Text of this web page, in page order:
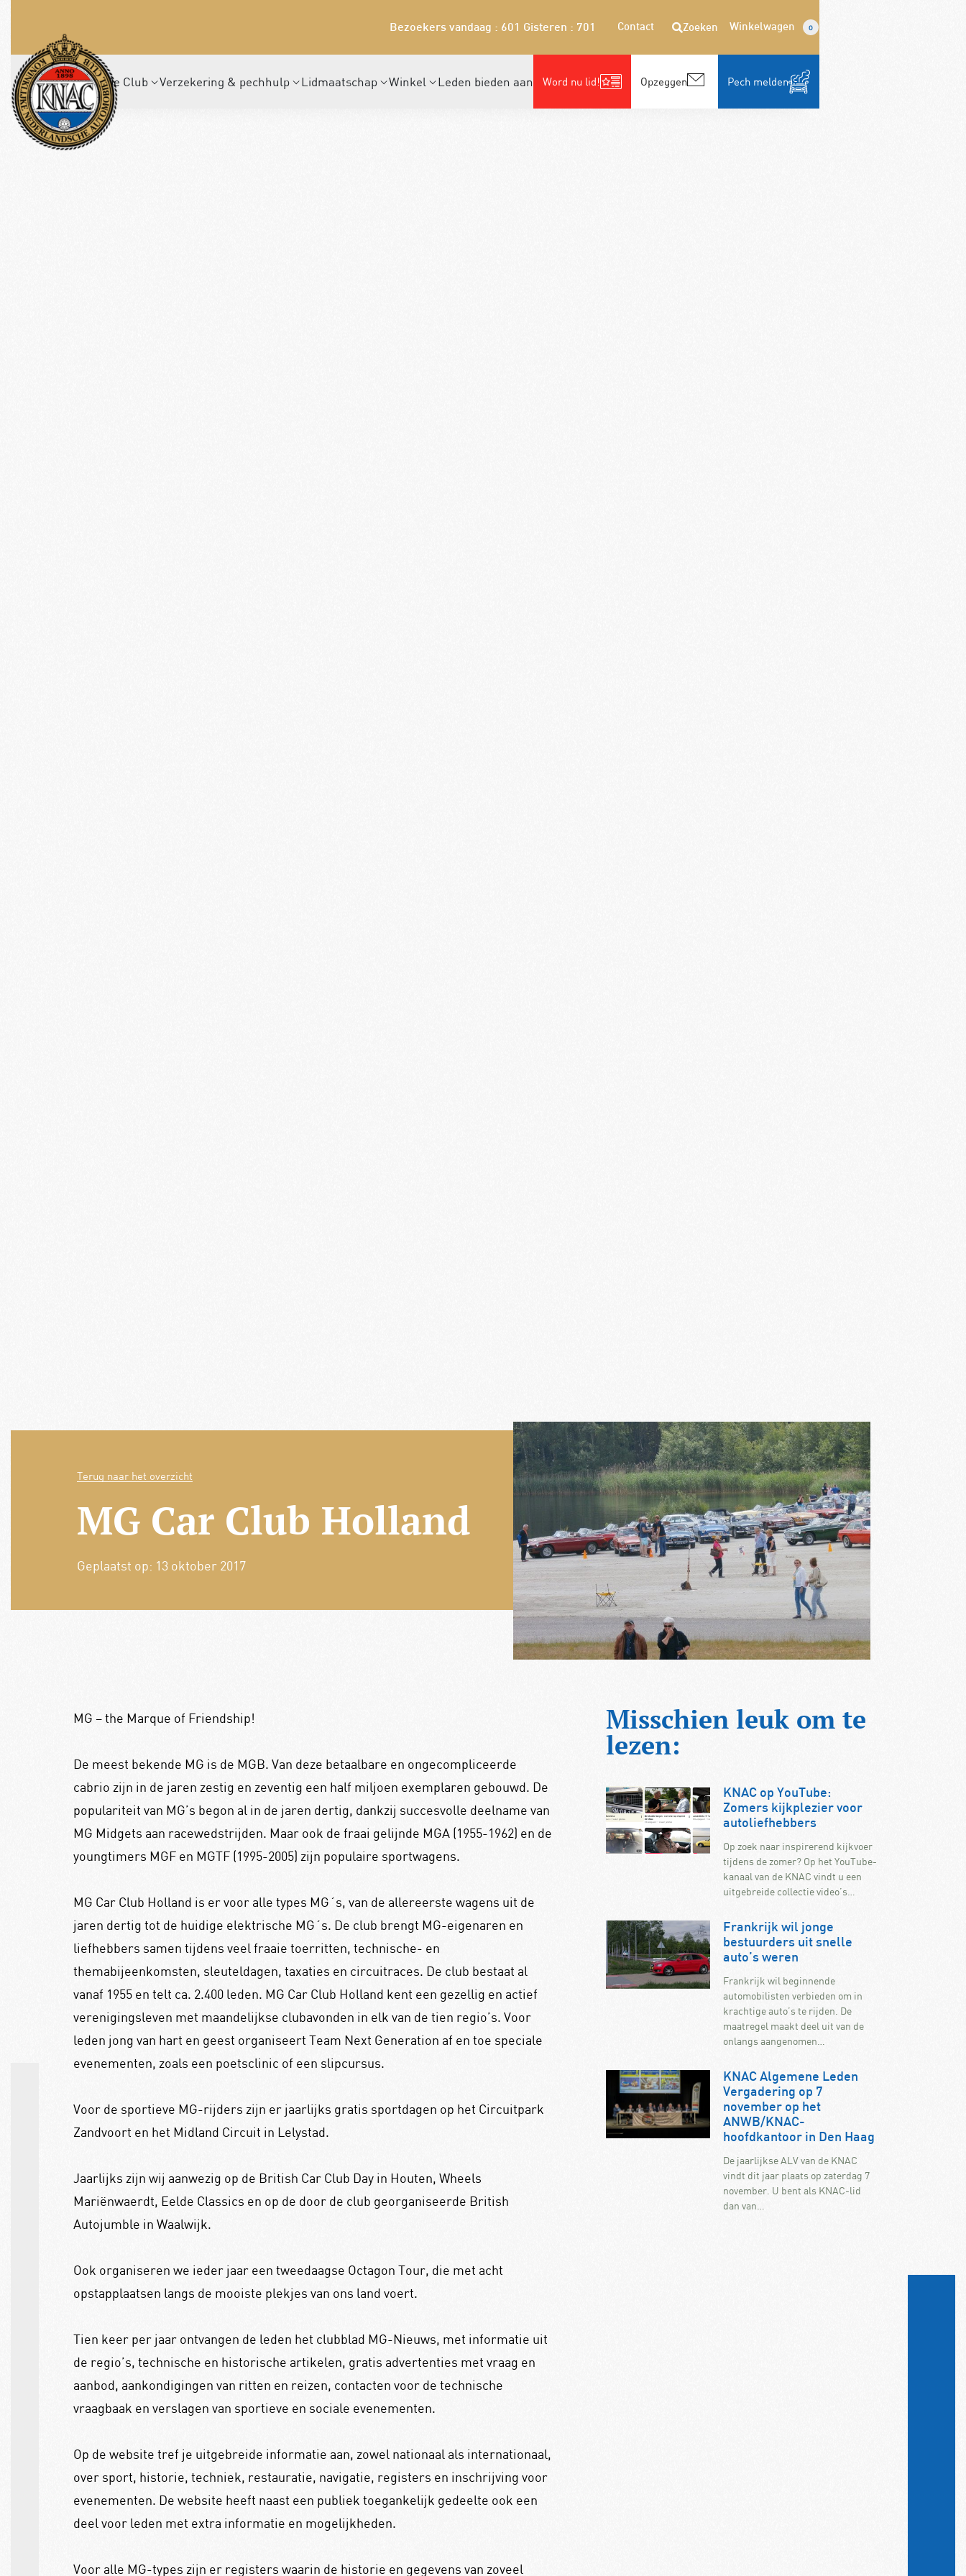
Bezoekers vandaag : 601 Gisteren : 701 Contact Zoeken Winkelwagen 0
De Club Verzekering & pechhulp Lidmaatschap Winkel Leden bieden aan Word nu lid! Opzeggen Pech melden
Terug naar het overzicht
MG Car Club Holland
Geplaatst op: 13 oktober 2017
MG – the Marque of Friendship!
De meest bekende MG is de MGB. Van deze betaalbare en ongecompliceerde
cabrio zijn in de jaren zestig en zeventig een half miljoen exemplaren gebouwd. De
populariteit van MG’s begon al in de jaren dertig, dankzij succesvolle deelname van
MG Midgets aan racewedstrijden. Maar ook de fraai gelijnde MGA (1955-1962) en de
youngtimers MGF en MGTF (1995-2005) zijn populaire sportwagens.
MG Car Club Holland is er voor alle types MG´s, van de allereerste wagens uit de
jaren dertig tot de huidige elektrische MG´s. De club brengt MG-eigenaren en
liefhebbers samen tijdens veel fraaie toerritten, technische- en
themabijeenkomsten, sleuteldagen, taxaties en circuitraces. De club bestaat al
vanaf 1955 en telt ca. 2.400 leden. MG Car Club Holland kent een gezellig en actief
verenigingsleven met maandelijkse clubavonden in elk van de tien regio’s. Voor
leden jong van hart en geest organiseert Team Next Generation af en toe speciale
evenementen, zoals een poetsclinic of een slipcursus.
Voor de sportieve MG-rijders zijn er jaarlijks gratis sportdagen op het Circuitpark
Zandvoort en het Midland Circuit in Lelystad.
Jaarlijks zijn wij aanwezig op de British Car Club Day in Houten, Wheels
Mariënwaerdt, Eelde Classics en op de door de club georganiseerde British
Autojumble in Waalwijk.
Ook organiseren we ieder jaar een tweedaagse Octagon Tour, die met acht
opstapplaatsen langs de mooiste plekjes van ons land voert.
Tien keer per jaar ontvangen de leden het clubblad MG-Nieuws, met informatie uit
de regio’s, technische en historische artikelen, gratis advertenties met vraag en
aanbod, aankondigingen van ritten en reizen, contacten voor de technische
vraagbaak en verslagen van sportieve en sociale evenementen.
Op de website tref je uitgebreide informatie aan, zowel nationaal als internationaal,
over sport, historie, techniek, restauratie, navigatie, registers en inschrijving voor
evenementen. De website heeft naast een publiek toegankelijk gedeelte ook een
deel voor leden met extra informatie en mogelijkheden.
Voor alle MG-types zijn er registers waarin de historie en gegevens van zoveel
Misschien leuk om te
lezen:
KNAC op YouTube:
Zomers kijkplezier voor
autoliefhebbers
Op zoek naar inspirerend kijkvoer
tijdens de zomer? Op het YouTube-
kanaal van de KNAC vindt u een
uitgebreide collectie video’s…
Frankrijk wil jonge
bestuurders uit snelle
auto’s weren
Frankrijk wil beginnende
automobilisten verbieden om in
krachtige auto’s te rijden. De
maatregel maakt deel uit van de
onlangs aangenomen…
KNAC Algemene Leden
Vergadering op 7
november op het
ANWB/KNAC-
hoofdkantoor in Den Haag
De jaarlijkse ALV van de KNAC
vindt dit jaar plaats op zaterdag 7
november. U bent als KNAC-lid
dan van…